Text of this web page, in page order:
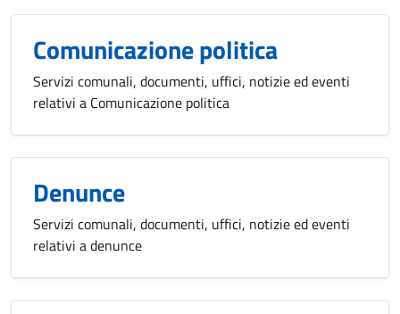
Comunicazione politica
Servizi comunali, documenti, uffici, notizie ed eventi
relativi a Comunicazione politica
Denunce
Servizi comunali, documenti, uffici, notizie ed eventi
relativi a denunce